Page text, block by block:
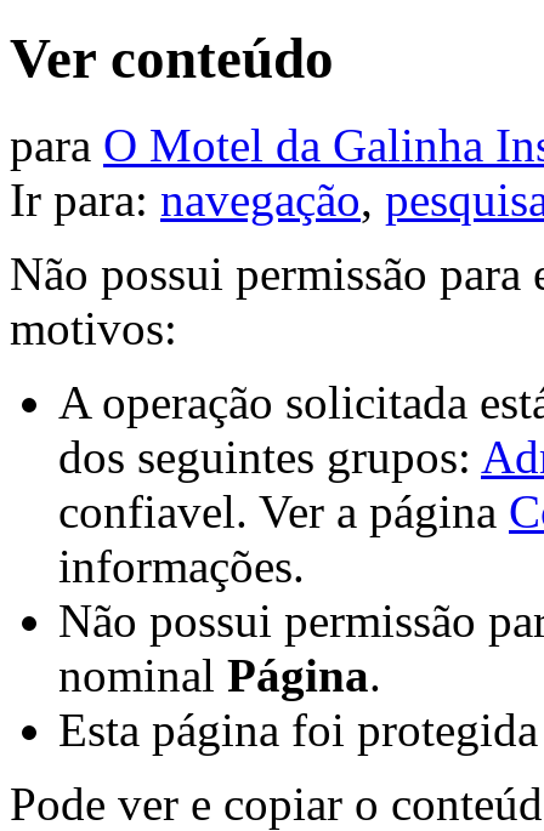
Ver conteúdo
para O Motel da Galinha
Ir para: navegação,
Não possui permissão para
motivos:
A operação solicitada
dos seguintes grupos:
confiavel. Ver a página
informações.
Não possui permissão
nominal Página.
Esta página foi
Pode ver e copiar o